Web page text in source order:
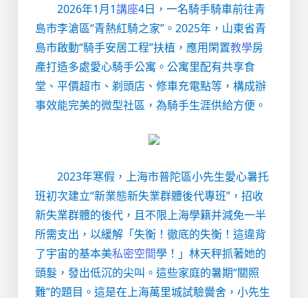
2026年1月1講座4日，一名騎手騎車前往青
島市李滄區“青熱紅騎之家”。2025年，山東省青
島市啟動“騎手安居工程”扶植，應用閑置教學房
產打造多處愛心騎手公寓。公寓里配有共享食
堂、平價超市、剃頭店、修車充電點等，構成辦
事效能完美的微型社區，為騎手生涯供給方便。
2023年寒假，上海市普陀區小先生愛心暑托
班初次建立“新業態新失業群體後代專班”，招收
新失業群體的後代，且不限上海學籍并減免一半
所需支出，以緩解「失衡！徹底的失衡！這違背
了宇宙的基本美私密空間學！」林天秤抓著她的
頭髮，發出低沉的尖叫。這些家庭的暑期“關照
難”的題目。這是在上海萬里城試驗黌舍，小先生